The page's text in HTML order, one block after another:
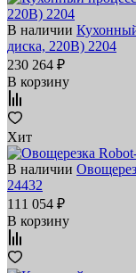
В наличии
диска, 220В) 2204
230 264 ₽
В корзину
Хит
В наличии
24432
111 054 ₽
В корзину